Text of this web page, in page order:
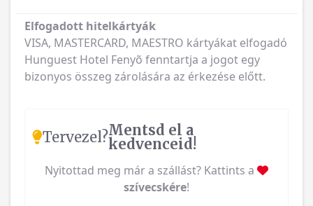
Elfogadott hitelkártyák
VISA, MASTERCARD, MAESTRO kártyákat elfogadó
Hunguest Hotel Fenyõ fenntartja a jogot egy
bizonyos összeg zárolására az érkezése előtt.
Tervezel?Mentsd el a
kedvenceid!
Nyitottad meg már a szállást? Kattints a
szívecskére!